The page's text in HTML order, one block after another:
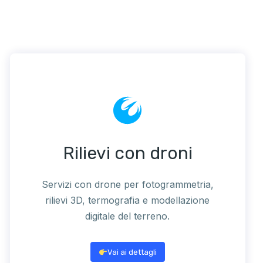
Rilievi con droni
Servizi con drone per fotogrammetria,
rilievi 3D, termografia e modellazione
digitale del terreno.
Vai ai dettagli